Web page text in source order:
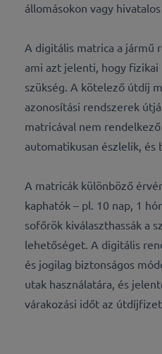
állomásokon vagy
A digitális matrica a jármű
ami azt jelenti, hogy fizikai
szükség. A kötelező útdíj
azonosítási rendszerek
matricával nem
automatikusan észlelik, és
A matricák különböző
kaphatók – pl. 10 nap, 1
sofőrök kiválaszthassák a
lehetőséget. A digitális
és jogilag biztonságos
utak használatára, és
várakozási időt az